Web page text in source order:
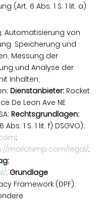
(Art. 6 Abs. 1 S. 1 lit. a)
Automatisierung von
Speicherung und
Messung der
und Analyse der
Inhalten,
Dienstanbieter: Rocket
De Leon Ave NE
Rechtsgrundlagen:
1 S. 1 lit. f) DSGVO);
;
mailchimp.com/legal/;
; Grundlage
Framework (DPF).